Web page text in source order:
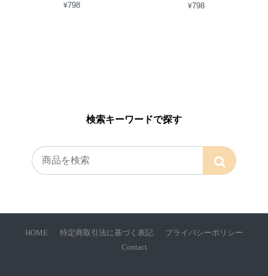
¥798 ¥798
検索キーワードで探す
HOME 特定商取引法に基づく表記
プライバシーポリシー
Contact